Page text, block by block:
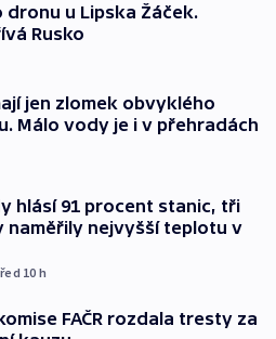
dronu u Lipska Žáček.
Rusko
jen zlomek obvyklého
Málo vody je i v přehradách
hlásí 91 procent stanic, tři
naměřily nejvyšší teplotu v
10 h
FAČR rozdala tresty za